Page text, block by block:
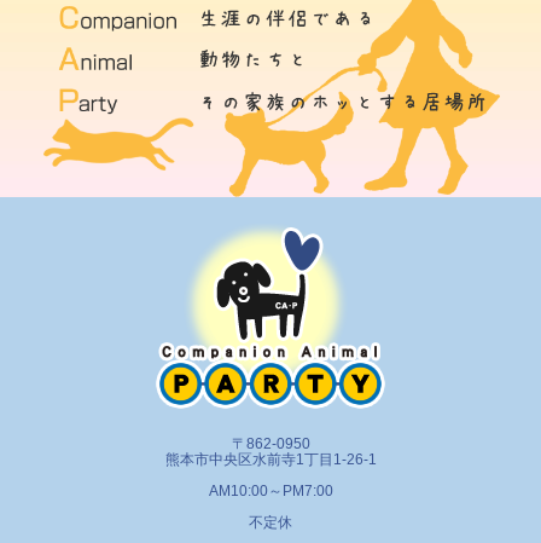
〒862-0950
熊本市中央区水前寺1丁目1-26-1
AM10:00～PM7:00
不定休